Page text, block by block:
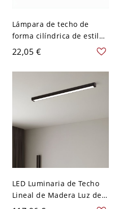
Lámpara de techo de
forma cilíndrica de estilo
moderno, metal, 1 luz,
iluminación de techo para
restaurante - Negro 110 A
120 V 8,89 cm Blanco
22,05 €
LED Luminaria de Techo
Lineal de Madera Luz de
Techo Simplista para